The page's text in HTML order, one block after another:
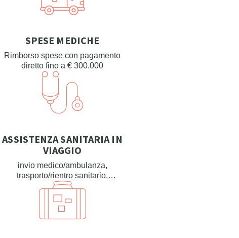
SPESE MEDICHE
Rimborso spese con pagamento
diretto fino a € 300.000
ASSISTENZA SANITARIA IN
VIAGGIO
invio medico/ambulanza,
trasporto/rientro sanitario,
prolungamento del soggiorno,
rientro anticipato, viaggio di un
familiare in caso di ricovero